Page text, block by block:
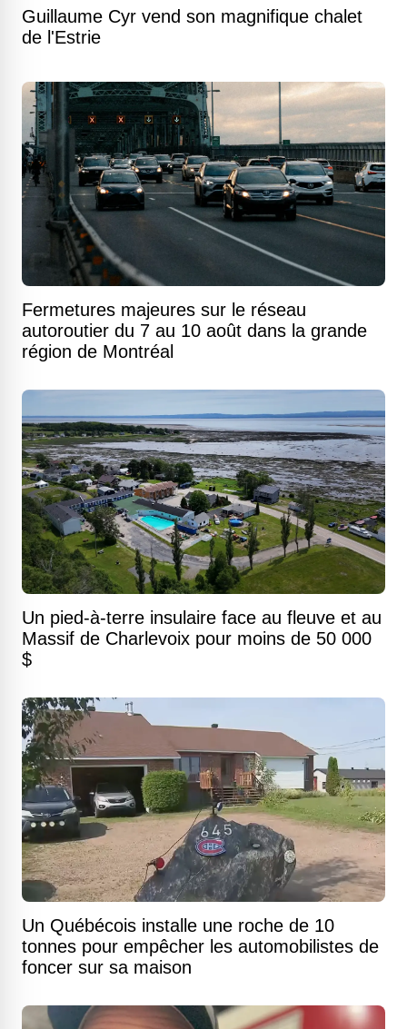
Guillaume Cyr vend son magnifique chalet
de l'Estrie
Fermetures majeures sur le réseau
autoroutier du 7 au 10 août dans la grande
région de Montréal
Un pied-à-terre insulaire face au fleuve et au
Massif de Charlevoix pour moins de 50 000
$
Un Québécois installe une roche de 10
tonnes pour empêcher les automobilistes de
foncer sur sa maison